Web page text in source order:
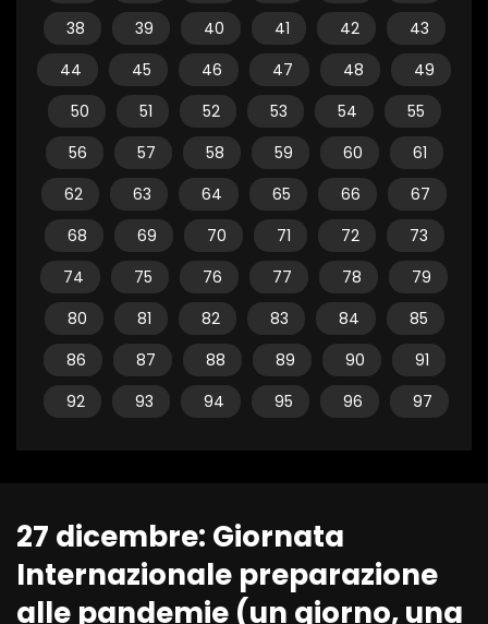
38
39 40 41 42
43
44
45 46 47 48
49
50
51 52 53 54
55
56
57 58 59 60
61
62
63 64 65 66
67
68
69 70 71 72
73
74
75 76 77 78
79
80
81 82 83 84
85
86
87 88 89 90
91
92
93 94 95 96 97
27 dicembre: Giornata
Internazionale preparazione
alle pandemie (un giorno, una